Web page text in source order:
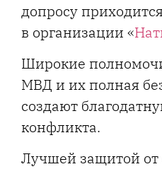
допросу
в организации «
Широкие
МВД и их полная
создают
конфликта.
Лучшей защитой